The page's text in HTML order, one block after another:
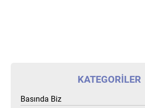
KATEGORILER
Basında Biz